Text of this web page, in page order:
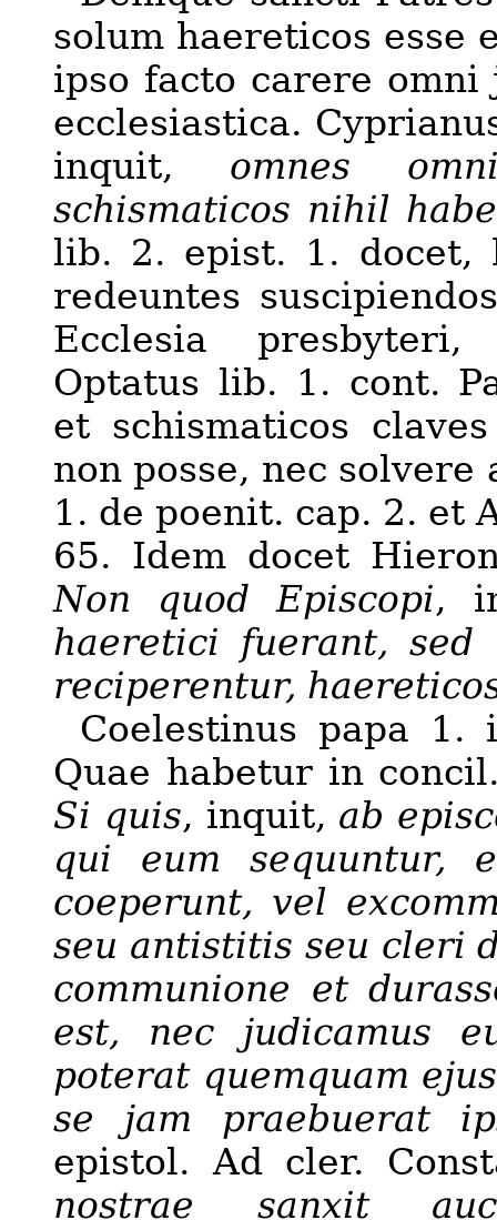
solum haereticos esse
ipso facto carere
ecclesiastica.
inquit,
omnes
schismaticos nihil
lib. 2. epist. 1. docet,
redeuntes
Ecclesia
Optatus lib. 1. cont.
et schismaticos
non posse, nec
1. de poenit. cap. 2. et
65. Idem docet
Non quod Episcopi,
haeretici fuerant, sed
reciperentur,
Coelestinus papa 1.
Quae habetur in
Si quis, inquit, ab
qui eum sequuntur,
coeperunt, vel
seu antistitis seu cleri
communione et
est, nec judicamus
poterat quemquam
se jam praebuerat
epistol. Ad cler.
nostrae sanxit